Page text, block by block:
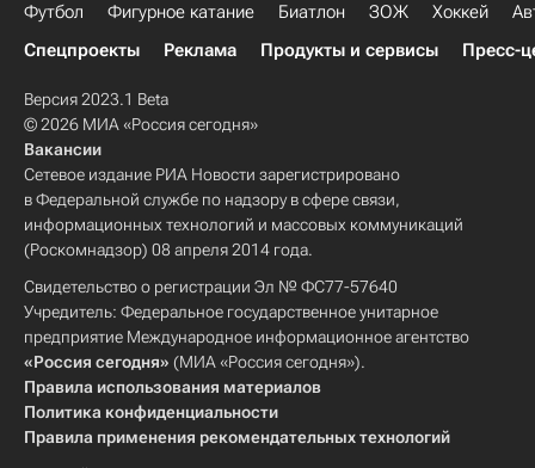
Футбол Фигурное катание Биатлон ЗОЖ Хоккей
Спецпроекты
Реклама Продукты и сервисы Пресс-
Версия 2023.1 Beta
© 2026 МИА «Россия сегодня»
Вакансии
Сетевое издание РИА Новости зарегистрировано
в Федеральной службе по надзору в сфере связи,
информационных технологий и массовых коммуникаций
(Роскомнадзор) 08 апреля 2014 года.
Свидетельство о регистрации Эл № ФС77-57640
Учредитель: Федеральное государственное унитарное
предприятие Международное информационное агентство
«Россия сегодня» (МИА «Россия сегодня»).
Правила использования материалов
Политика конфиденциальности
Правила применения рекомендательных технологий